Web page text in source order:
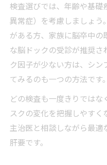
検査選びでは、年齢や基
異常症）を考慮しましょ
がある方、家族に脳卒中
な脳ドックの受診が推奨さ
ク因子が少ない方は、シ
てみるのも一つの方法です。
どの検査も一度きりでは
スクの変化を把握しやすく
主治医と相談しながら最
肝要です。